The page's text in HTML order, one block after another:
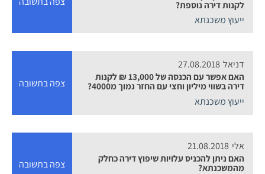
לקנות דירה נוספת?
ייעוץ משכנתא
דניאל 27.08.2018
האם אפשר עם הכנסה של 13,000 ₪ לקנות
דירה בשווי מיליון וחצי עם החזר נמוך מ4000?
ייעוץ משכנתא
צפה בתשובה
אלי 21.08.2018
האם ניתן להכניס עלויות שיפוץ דירה כחלק
מהמשכנתא?
צפה בתשובה